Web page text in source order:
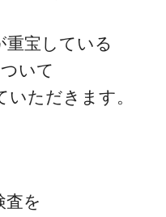
重宝している
いて
いただきます。
査を